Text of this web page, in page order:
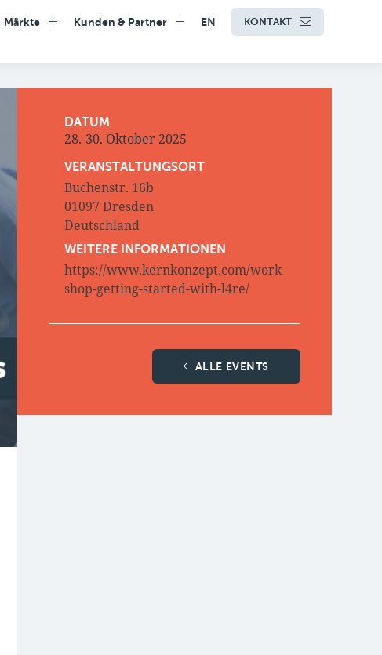
Märkte Kunden & Partner EN KONTAKT
DATUM
28.-30. Oktober 2025
VERANSTALTUNGSORT
Buchenstr. 16b
01097 Dresden
Deutschland
WEITERE INFORMATIONEN
https://www.kernkonzept.com/work
shop-getting-started-with-l4re/
ALLE EVENTS